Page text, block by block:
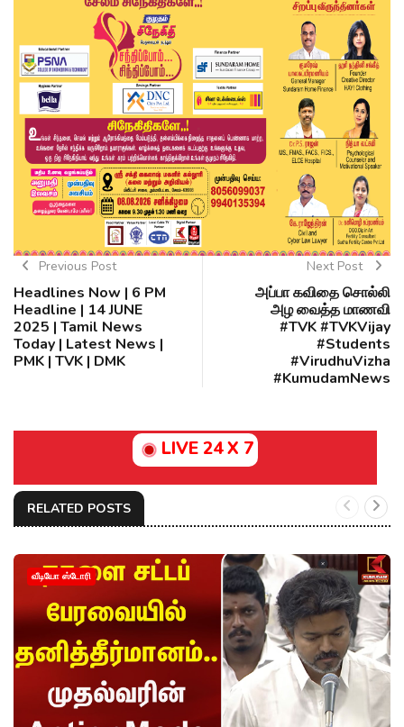
Previous Post
Headlines Now | 6 PM
Headline | 14 JUNE
2025 | Tamil News
Today | Latest News |
PMK | TVK | DMK
Next Post
அப்பா கவிதை சொல்லி
அழ வைத்த மாணவி
#TVK #TVKVijay
#Students
#VirudhuVizha
#KumudamNews
LIVE 24 X 7
RELATED POSTS
வீடியோ ஸ்டோரி